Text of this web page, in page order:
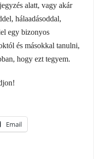
alatt, vagy akár
hálaadásoddal,
egy bizonyos
és másokkal tanulni,
hogy ezt tegyem.
Email